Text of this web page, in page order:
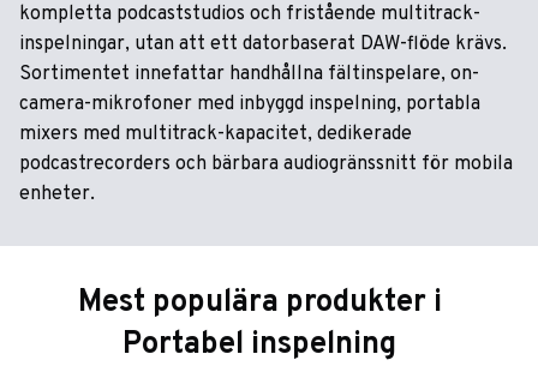
kompletta podcaststudios och fristående multitrack-
inspelningar, utan att ett datorbaserat DAW-flöde krävs.
Sortimentet innefattar handhållna fältinspelare, on-
camera-mikrofoner med inbyggd inspelning, portabla
mixers med multitrack-kapacitet, dedikerade
podcastrecorders och bärbara audiogränssnitt för mobila
enheter.
Mest populära produkter i
Portabel inspelning